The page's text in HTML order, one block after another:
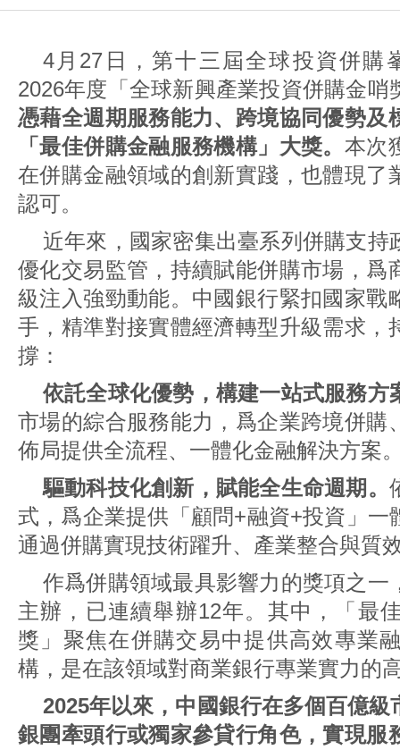
4月27日，第十三屆全球投資併購
2026年度「全球新興產業投資併購金哨
憑藉全週期服務能力、跨境協同優勢及
「最佳併購金融服務機構」大獎。 本次
在併購金融領域的創新實踐，也體現了
認可。
近年來，國家密集出臺系列併購支持
優化交易監管，持續賦能併購市場，爲
級注入強勁動能。中國銀行緊扣國家戰
手，精準對接實體經濟轉型升級需求，
撐：
依託全球化優勢，構建一站式服務方
市場的綜合服務能力，爲企業跨境併購
佈局提供全流程、一體化金融解決方案
驅動科技化創新，賦能全生命週期。
式，爲企業提供「顧問+融資+投資」一
通過併購實現技術躍升、產業整合與質
作爲併購領域最具影響力的獎項之一
主辦，已連續舉辦12年。其中，「最
獎」聚焦在併購交易中提供高效專業
構，是在該領域對商業銀行專業實力的
2025年以來，中國銀行在多個百億
銀團牽頭行或獨家參貸行角色，實現服